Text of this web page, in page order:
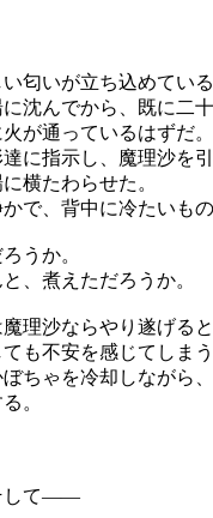
匂いが立ち込めている
沈んでから、既に二
が通っているはずだ。
に指示し、魔理沙を
横たわらせた。
で、背中に冷たいもの
うか。
、煮えただろうか。
理沙ならやり遂げる
も不安を感じてしまう
ちゃを冷却しながら、
。
して――